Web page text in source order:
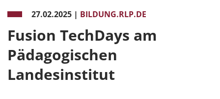
27.02.2025 | BILDUNG.RLP.DE
Fusion TechDays am
Pädagogischen
Landesinstitut